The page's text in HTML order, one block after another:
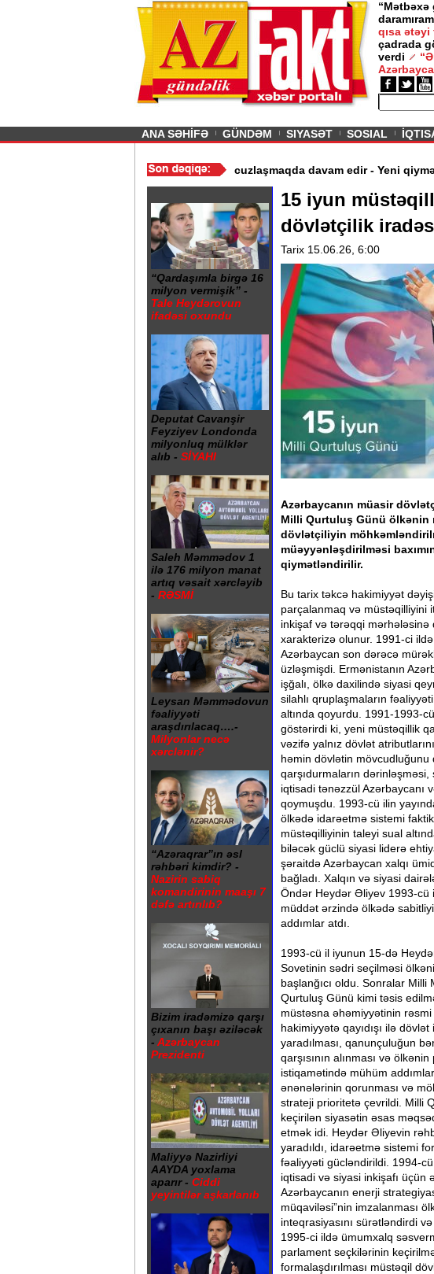
“Mətbəxə
qısa
çadrada
verdi
Previous
ANA SƏHİFƏ GÜNDƏM SIYASƏT SOSIAL
istismarı dayandırıldı - Video/Azərbaycan nefti ucuzlaşmaqda davam edir -
“Qardaşımla birgə 16
milyon vermişik” -
Tale Heydərovun
ifadəsi oxundu
Deputat Cavanşir
Feyziyev Londonda
milyonluq mülklər
alıb - SİYAHI
Saleh Məmmədov 1
ilə 176 milyon manat
artıq vəsait xərcləyib
- RƏSMİ
Leysan Məmmədovun
fəaliyyəti
araşdırılacaq….-
Milyonlar necə
xərclənir?
“Azəraqrar”ın əsl
rəhbəri kimdir? -
Nazirin sabiq
komandirinin maaşı 7
dəfə artırılıb?
Bizim iradəmizə qarşı
çıxanın başı əziləcək
- Azərbaycan
Prezidenti
Maliyyə Nazirliyi
AAYDA yoxlama
aparır - Ciddi
yeyintilər aşkarlanıb
15 iyun
dövlətçilik
Tarix 15.06.26, 6:00
Azərbaycanın müasir
Milli Qurtuluş Günü ölkənin
dövlətçiliyin
müəyyənləşdirilməsi
qiymətləndirilir.
Bu tarix təkcə hakimiyyət
parçalanmaq və müstəqilliyini
inkişaf və tərəqqi mərhələsinə
xarakterizə olunur. 1991-ci
Azərbaycan son dərəcə
üzləşmişdi. Ermənistanın
işğalı, ölkə daxilində siyasi
silahlı qruplaşmaların
altında qoyurdu. 1991-1993-
göstərirdi ki, yeni müstəqillik
vəzifə yalnız dövlət
həmin dövlətin
qarşıdurmaların
iqtisadi tənəzzül Azərbaycanı
qoymuşdu. 1993-cü ilin
ölkədə idarəetmə sistemi
müstəqilliyinin taleyi sual
biləcək güclü siyasi liderə
şəraitdə Azərbaycan xalqı
bağladı. Xalqın və siyasi
Öndər Heydər Əliyev 1993-cü
müddət ərzində ölkədə
addımlar atdı.
1993-cü il iyunun 15-də
Sovetinin sədri seçilməsi
başlanğıcı oldu. Sonralar
Qurtuluş Günü kimi təsis
müstəsna əhəmiyyətinin
hakimiyyətə qayıdışı ilə
yaradılması, qanunçuluğun
qarşısının alınması və
istiqamətində mühüm
ənənələrinin qorunması və
strateji prioritetə çevrildi. Milli
keçirilən siyasətin əsas
etmək idi. Heydər Əliyevin
yaradıldı, idarəetmə sistemi
fəaliyyəti gücləndirildi. 1994-
iqtisadi və siyasi inkişafı üçün
Azərbaycanın enerji
müqaviləsi”nin imzalanması
inteqrasiyasını sürətləndirdi
1995-ci ildə ümumxalq
parlament seçkilərinin
formalaşdırılması müstəqil